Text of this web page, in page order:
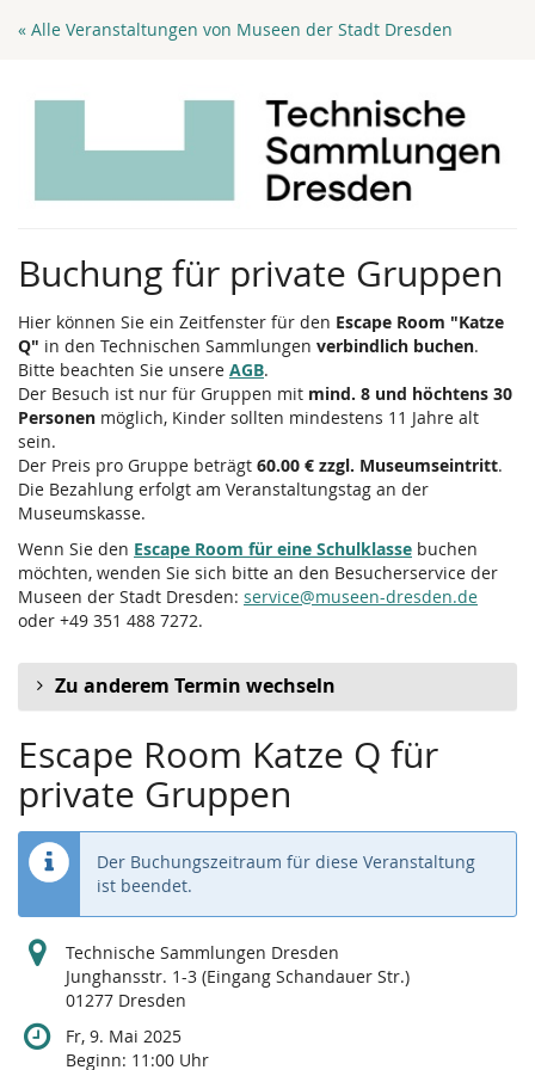
Zum
« Alle Veranstaltungen von Museen der Stadt Dresden
Buchung für private Gruppen
Hier können Sie ein Zeitfenster für den Escape Room "Katze
Q" in den Technischen Sammlungen verbindlich buchen.
Bitte beachten Sie unsere AGB.
Der Besuch ist nur für Gruppen mit mind. 8 und höchtens 30
Personen möglich, Kinder sollten mindestens 11 Jahre alt
sein.
Der Preis pro Gruppe beträgt 60.00 € zzgl. Museumseintritt.
Die Bezahlung erfolgt am Veranstaltungstag an der
Museumskasse.
Wenn Sie den Escape Room für eine Schulklasse buchen
möchten, wenden Sie sich bitte an den Besucherservice der
Museen der Stadt Dresden: service@museen-dresden.de
oder +49 351 488 7272.
Zu anderem Termin wechseln
Escape Room Katze Q für
private Gruppen
Der Buchungszeitraum für diese Veranstaltung
ist beendet.
Technische Sammlungen Dresden
Junghansstr. 1-3 (Eingang Schandauer Str.)
01277 Dresden
Fr, 9. Mai 2025
Beginn: 11:00 Uhr